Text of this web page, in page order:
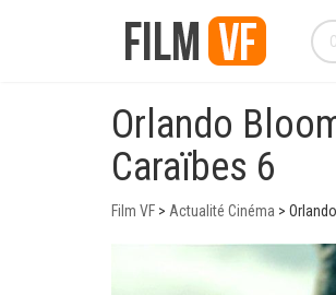
Orlando
Caraïbes 6
Film VF > Actualité Cinéma >